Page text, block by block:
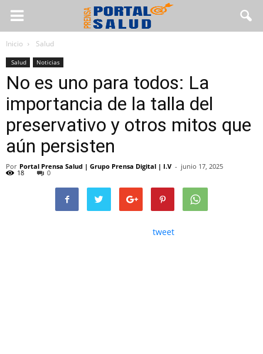
Inicio Salud
Salud Noticias
No es uno para todos: La
importancia de la talla del
preservativo y otros mitos que
aún persisten
Por Portal Prensa Salud | Grupo Prensa Digital | I.V - junio 17, 2025
18 0
tweet